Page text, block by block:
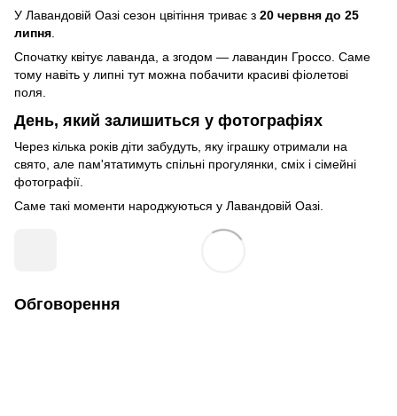
У Лавандовій Оазі сезон цвітіння триває з 20 червня до 25
липня.
Спочатку квітує лаванда, а згодом — лавандин Гроссо. Саме
тому навіть у липні тут можна побачити красиві фіолетові
поля.
День, який залишиться у фотографіях
Через кілька років діти забудуть, яку іграшку отримали на
свято, але пам'ятатимуть спільні прогулянки, сміх і сімейні
фотографії.
Саме такі моменти народжуються у Лавандовій Оазі.
Обговорення